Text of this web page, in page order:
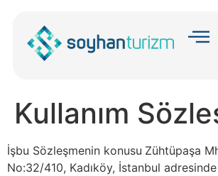
Kullanım
İşbu Sözleşmenin konusu Zühtüpaşa
No:32/410, Kadıköy, İstanbul